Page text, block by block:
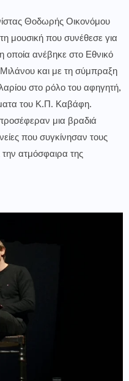
Θοδωρής Οικονόμου
μουσική που συνέθεσε για
οποία ανέβηκε στο Εθνικό
και με τη σύμπραξη
στο ρόλο του αφηγητή,
του Κ.Π. Καβάφη.
μια βραδιά
που συγκίνησαν τους
την ατμόσφαιρα της